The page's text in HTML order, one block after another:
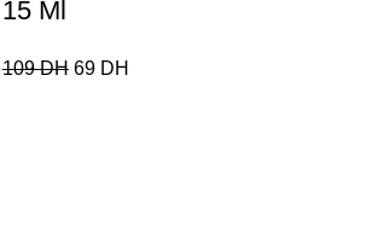
15 Ml
109DH 69 DH